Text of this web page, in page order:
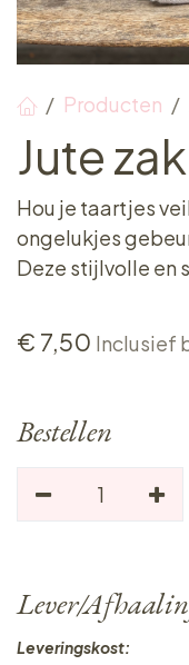
Producten
Jute
Hou je taartjes
ongelukjes
Deze stijlvolle en
€ 7,50 Inclusief
Bestellen
Lever/
Leveringskost: